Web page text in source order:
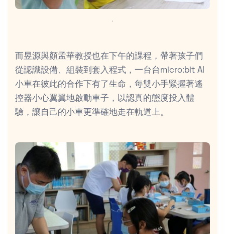
．
而昱源與顏孟華教授也在下午的課程，帶著孩子們
從認識設備、組裝到套入程式，一台台micro:bit AI
小車在彼此的合作下有了生命，每雙小手緊握著遙
控器小心翼翼地啟動車子，以認真的態度投入體
驗，讓自己的小車更準確地走在軌道上。